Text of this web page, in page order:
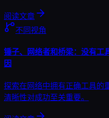
阅读文章
不同视角
锤子、网络者和桥梁：没有工
因
探索在网络中拥有正确工具的
清晰性对成功至关重要。